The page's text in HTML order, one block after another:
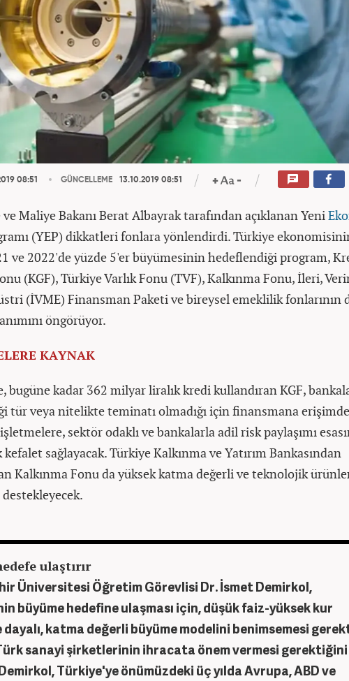
08:51 GÜNCELLEME 13.10.2019 08:51
Maliye Bakanı Berat Albayrak tarafından açıklanan Yeni
(YEP) dikkatleri fonlara yönlendirdi. Türkiye
ve 2022'de yüzde 5'er büyümesinin hedeflendiği program,
(KGF), Türkiye Varlık Fonu (TVF), Kalkınma Fonu, İleri,
(İVME) Finansman Paketi ve bireysel emeklilik fonlarının
öngörüyor.
KAYNAK
bugüne kadar 362 milyar liralık kredi kullandıran KGF,
tür veya nitelikte teminatı olmadığı için finansmana erişimde
sektör odaklı ve bankalarla adil risk paylaşımı
sağlayacak. Türkiye Kalkınma ve Yatırım Bankasından
Kalkınma Fonu da yüksek katma değerli ve teknolojik
ulaştırır
Üniversitesi Öğretim Görevlisi Dr. İsmet Demirkol,
büyüme hedefine ulaşması için, düşük faiz-yüksek kur
dayalı, katma değerli büyüme modelini benimsemesi
sanayi şirketlerinin ihracata önem vermesi gerektiğini
Türkiye'ye önümüzdeki üç yılda Avrupa, ABD ve